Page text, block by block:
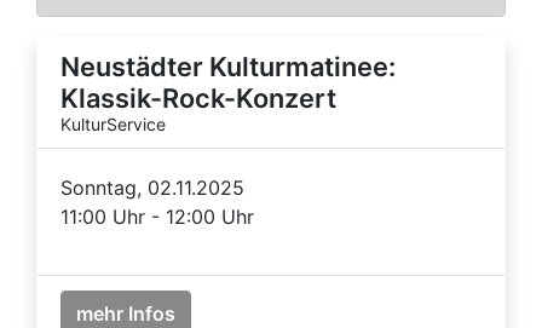
Neustädter Kulturmatinee:
Klassik-Rock-Konzert
KulturService
Sonntag, 02.11.2025
11:00 Uhr - 12:00 Uhr
mehr Infos